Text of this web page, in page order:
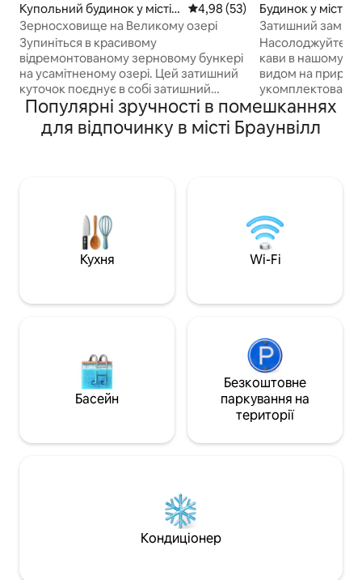
Купольний будинок у місті
Craig
Середня оцінка: 4,98 з 5,
4,98 (53)
Зерносховище на Великому озері
Зупиніться в красивому
відремонтованому зерновому бункері
на усамітненому озері. Цей затишний
куточок поєднує в собі затишний
дизайн, приголомшливі краєвиди та
нескінченні розваги на відкритому
повітрі. Силос розташований всього за
розслабляйтеся з палаючими
заходами сонця та насолоджуйтеся
чарівним спостереженням за зірками.
Повний доступ до байдарок,
гідроцикл або квадроцикл і
Будинок у місті
Затишний
вас
Насолоджуйтеся
кави в нашому
видом на
укомплектована
приготування
виходить на
оточену
на нижньому
телевізор із
помешкання
паркуванням
Популярні зручності в помешканнях
для відпочинку в місті Браунвілл
Кухня Wi-Fi
Басейн
Безкоштовне
паркування на
території
Кондиціонер